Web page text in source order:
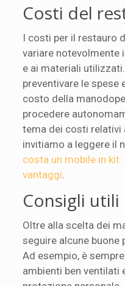
Costi del
I costi per il restauro
variare notevolmente
e ai materiali
preventivare le spese
costo della
procedere
tema dei costi relativi
invitiamo a leggere il
costa un mobile in
vantaggi
Consigli utili
Oltre alla scelta dei
seguire alcune buone
Ad esempio, è
ambienti ben ventilati